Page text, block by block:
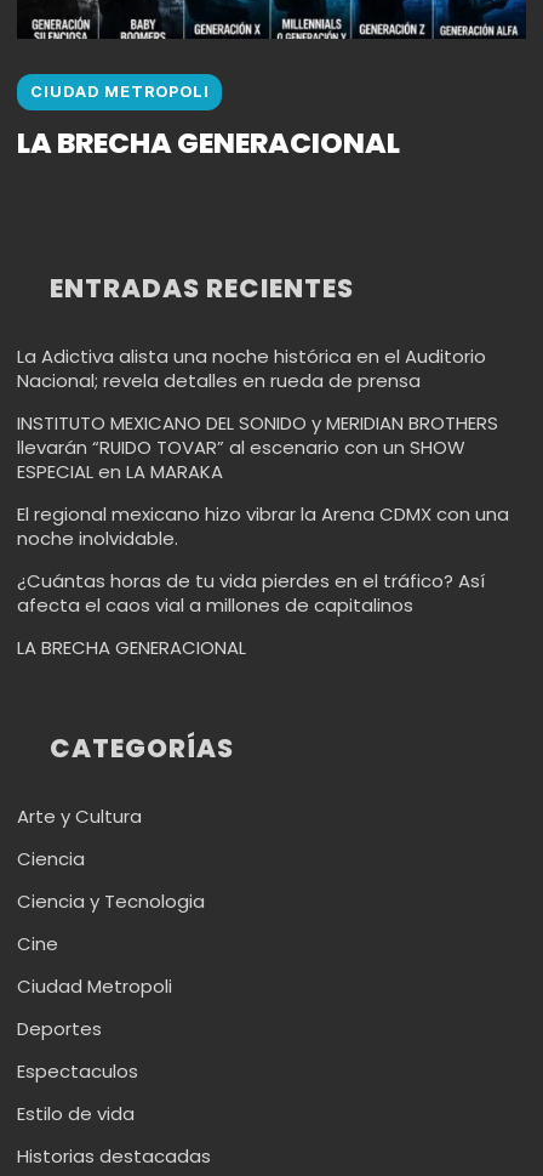
CIUDAD METROPOLI
LA BRECHA GENERACIONAL
ENTRADAS RECIENTES
La Adictiva alista una noche histórica en el Auditorio
Nacional; revela detalles en rueda de prensa
INSTITUTO MEXICANO DEL SONIDO y MERIDIAN BROTHERS
llevarán “RUIDO TOVAR” al escenario con un SHOW
ESPECIAL en LA MARAKA
El regional mexicano hizo vibrar la Arena CDMX con una
noche inolvidable.
¿Cuántas horas de tu vida pierdes en el tráfico? Así
afecta el caos vial a millones de capitalinos
LA BRECHA GENERACIONAL
CATEGORÍAS
Arte y Cultura
Ciencia
Ciencia y Tecnologia
Cine
Ciudad Metropoli
Deportes
Espectaculos
Estilo de vida
Historias destacadas